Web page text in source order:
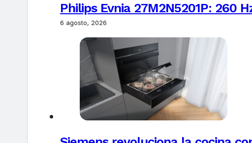
Philips Evnia 27M2N5201P: 260
6 agosto, 2026